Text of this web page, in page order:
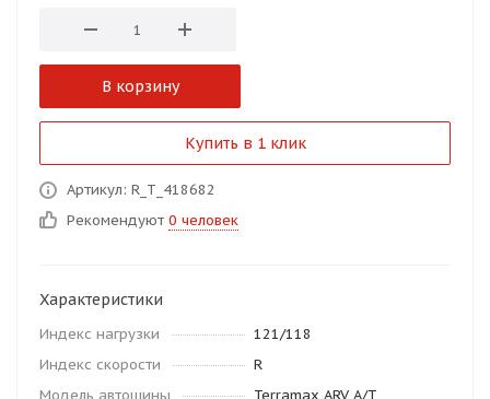
В корзину
Купить в 1 клик
Артикул: R_T_418682
Рекомендуют 0 человек
Характеристики
Индекс нагрузки
121/118
Индекс скорости
R
Модель автошины
Terramax ARV A/T
% каждые 2 недели
об оплате Плайтом
недели
plait.ru